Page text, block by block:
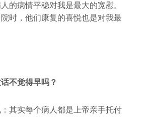
的病情平稳对我是最大的宽慰。
时，他们康复的喜悦也是对我最
不觉得早吗？
其实每个病人都是上帝亲手托付